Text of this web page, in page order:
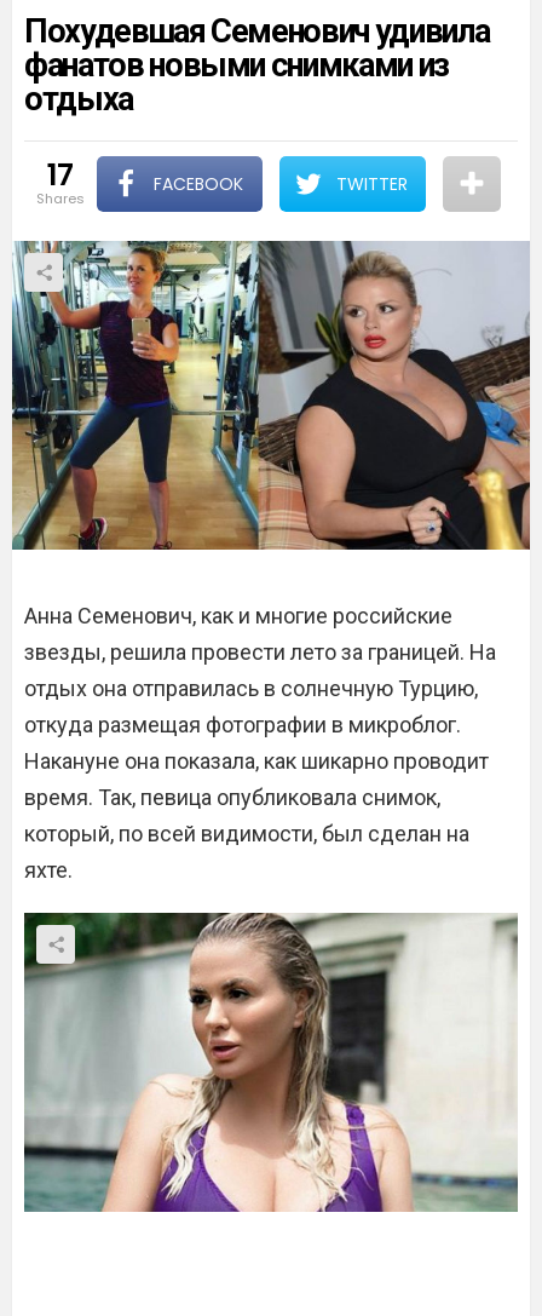
Похудевшая Семенович удивила
фанатов новыми снимками из
отдыха
17
shares
FACEBOOK TWITTER
Анна Семенович, как и многие российские
звезды, решила провести лето за границей. На
отдых она отправилась в солнечную Турцию,
откуда размещая фотографии в микроблог.
Накануне она показала, как шикарно проводит
время. Так, певица опубликовала снимок,
который, по всей видимости, был сделан на
яхте.